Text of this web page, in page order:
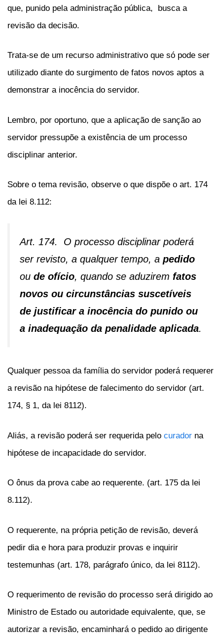
que, punido pela administração pública, busca a
revisão da decisão.
Trata-se de um recurso administrativo que só pode ser
utilizado diante do surgimento de fatos novos aptos a
demonstrar a inocência do servidor.
Lembro, por oportuno, que a aplicação de sanção ao
servidor pressupõe a existência de um processo
disciplinar anterior.
Sobre o tema revisão, observe o que dispõe o art. 174
da lei 8.112:
Art. 174. O processo disciplinar poderá
ser revisto, a qualquer tempo, a pedido
ou de ofício, quando se aduzirem fatos
novos ou circunstâncias suscetíveis
de justificar a inocência do punido ou
a inadequação da penalidade aplicada.
Qualquer pessoa da família do servidor poderá requerer
a revisão na hipótese de falecimento do servidor (art.
174, § 1, da lei 8112).
Aliás, a revisão poderá ser requerida pelo curador na
hipótese de incapacidade do servidor.
O ônus da prova cabe ao requerente. (art. 175 da lei
8.112).
O requerente, na própria petição de revisão, deverá
pedir dia e hora para produzir provas e inquirir
testemunhas (art. 178, parágrafo único, da lei 8112).
O requerimento de revisão do processo será dirigido ao
Ministro de Estado ou autoridade equivalente, que, se
autorizar a revisão, encaminhará o pedido ao dirigente